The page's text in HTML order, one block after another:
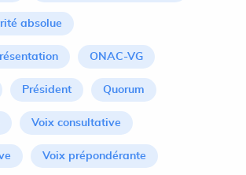
absolue
ONAC-VG
Président Quorum
Voix consultative
Voix prépondérante